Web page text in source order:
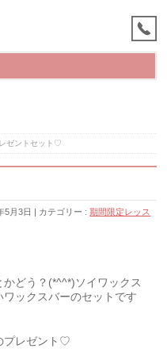
ゼントセット♡
5月3日 カテゴリー :期間限定レッス
どう？(*^^*)ソイワックス
ックスバーのセットです
プレゼント♡